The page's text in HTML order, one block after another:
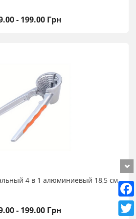
- 199.00 Грн
4 в 1 алюминиевый 18,5 см
- 199.00 Грн